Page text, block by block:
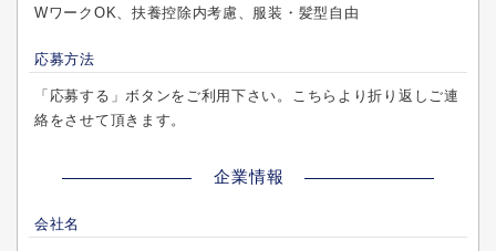
WワークOK、扶養控除内考慮、服装・髪型自由
応募方法
「応募する」ボタンをご利用下さい。こちらより折り返しご連
絡をさせて頂きます。
企業情報
会社名